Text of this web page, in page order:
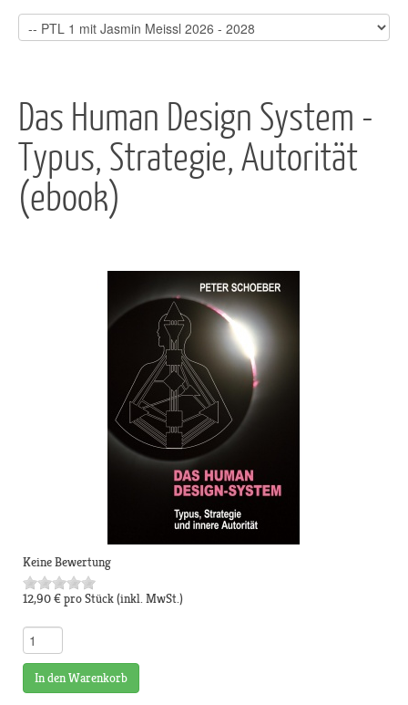
Das Human Design System -
Typus, Strategie, Autorität
(ebook)
Keine Bewertung
12,90 €pro Stück(inkl. MwSt.)
In den Warenkorb